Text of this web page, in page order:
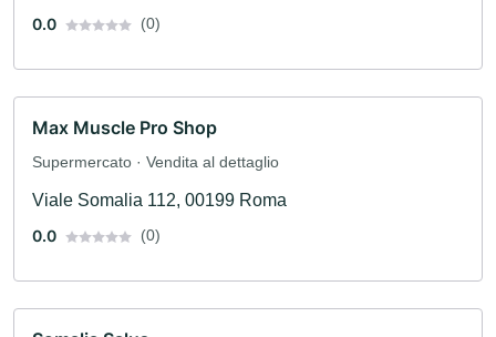
0.0
(0)
Max Muscle Pro Shop
Supermercato · Vendita al dettaglio
Viale Somalia 112, 00199 Roma
0.0
(0)